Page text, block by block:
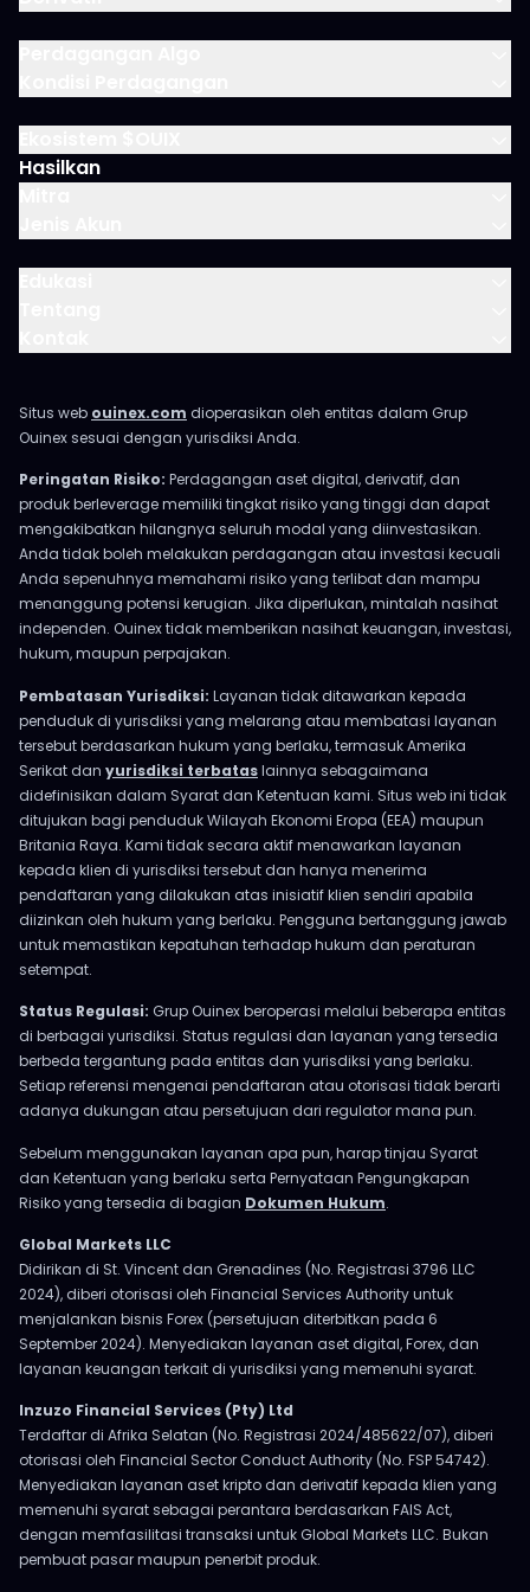
Hasilkan
Situs web ouinex.com dioperasikan oleh entitas dalam Grup
Ouinex sesuai dengan yurisdiksi Anda.
Peringatan Risiko: Perdagangan aset digital, derivatif, dan
produk berleverage memiliki tingkat risiko yang tinggi dan dapat
mengakibatkan hilangnya seluruh modal yang diinvestasikan.
Anda tidak boleh melakukan perdagangan atau investasi kecuali
Anda sepenuhnya memahami risiko yang terlibat dan mampu
menanggung potensi kerugian. Jika diperlukan, mintalah nasihat
independen. Ouinex tidak memberikan nasihat keuangan, investasi,
hukum, maupun perpajakan.
Pembatasan Yurisdiksi: Layanan tidak ditawarkan kepada
penduduk di yurisdiksi yang melarang atau membatasi layanan
tersebut berdasarkan hukum yang berlaku, termasuk Amerika
Serikat dan yurisdiksi terbataslainnya sebagaimana
didefinisikan dalam Syarat dan Ketentuan kami. Situs web ini tidak
ditujukan bagi penduduk Wilayah Ekonomi Eropa (EEA) maupun
Britania Raya. Kami tidak secara aktif menawarkan layanan
kepada klien di yurisdiksi tersebut dan hanya menerima
pendaftaran yang dilakukan atas inisiatif klien sendiri apabila
diizinkan oleh hukum yang berlaku. Pengguna bertanggung jawab
untuk memastikan kepatuhan terhadap hukum dan peraturan
setempat.
Status Regulasi: Grup Ouinex beroperasi melalui beberapa entitas
di berbagai yurisdiksi. Status regulasi dan layanan yang tersedia
berbeda tergantung pada entitas dan yurisdiksi yang berlaku.
Setiap referensi mengenai pendaftaran atau otorisasi tidak berarti
adanya dukungan atau persetujuan dari regulator mana pun.
Sebelum menggunakan layanan apa pun, harap tinjau Syarat
dan Ketentuan yang berlaku serta Pernyataan Pengungkapan
Risiko yang tersedia di bagian Dokumen Hukum.
Global Markets LLC
Didirikan di St. Vincent dan Grenadines (No. Registrasi 3796 LLC
2024), diberi otorisasi oleh Financial Services Authority untuk
menjalankan bisnis Forex (persetujuan diterbitkan pada 6
September 2024). Menyediakan layanan aset digital, Forex, dan
layanan keuangan terkait di yurisdiksi yang memenuhi syarat.
Inzuzo Financial Services (Pty) Ltd
Terdaftar di Afrika Selatan (No. Registrasi 2024/485622/07), diberi
otorisasi oleh Financial Sector Conduct Authority (No. FSP 54742).
Menyediakan layanan aset kripto dan derivatif kepada klien yang
memenuhi syarat sebagai perantara berdasarkan FAIS Act,
dengan memfasilitasi transaksi untuk Global Markets LLC. Bukan
pembuat pasar maupun penerbit produk.